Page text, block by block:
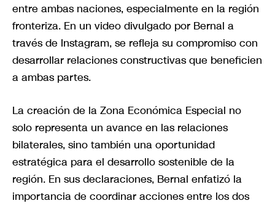
entre ambas naciones, especialmente en la región
fronteriza. En un video divulgado por Bernal a
través de Instagram, se refleja su compromiso con
desarrollar relaciones constructivas que beneficien
a ambas partes.
La creación de la Zona Económica Especial no
solo representa un avance en las relaciones
bilaterales, sino también una oportunidad
estratégica para el desarrollo sostenible de la
región. En sus declaraciones, Bernal enfatizó la
importancia de coordinar acciones entre los dos